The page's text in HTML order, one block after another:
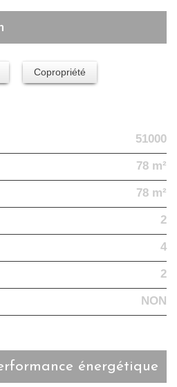
Copropriété
51000
78 m²
78 m²
2
4
2
NON
énergétique